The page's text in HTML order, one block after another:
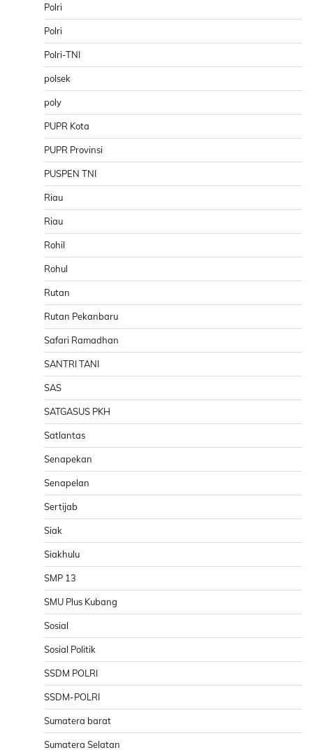
Polri
Polri
Polri-TNI
polsek
poly
PUPR Kota
PUPR Provinsi
PUSPEN TNI
Riau
Riau
Rohil
Rohul
Rutan
Rutan Pekanbaru
Safari Ramadhan
SANTRI TANI
SAS
SATGASUS PKH
Satlantas
Senapekan
Senapelan
Sertijab
Siak
Siakhulu
SMP 13
SMU Plus Kubang
Sosial
Sosial Politik
SSDM POLRI
SSDM-POLRI
Sumatera barat
Sumatera Selatan